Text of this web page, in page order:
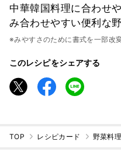
中華韓国料理に合わせ
み合わせやすい便利な
※みやすさのために書式を一部改
このレシピをシェアする
TOP レシピカード 野菜料理